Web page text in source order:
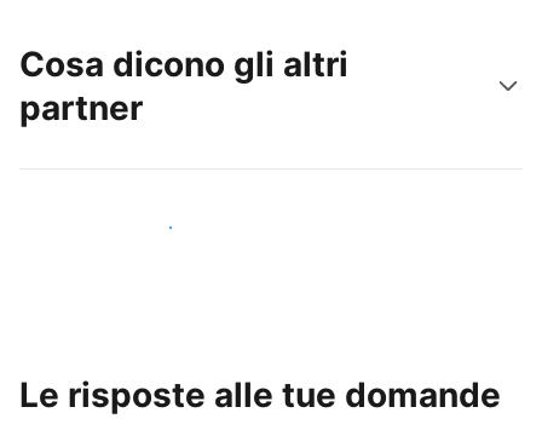
Cosa dicono gli altri
partner
Unisciti ad altri host come te
Le risposte alle tue domande